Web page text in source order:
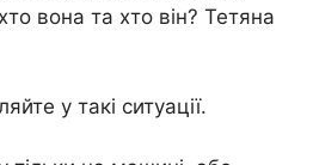
вона та хто він? Тетяна
у такі ситуації.